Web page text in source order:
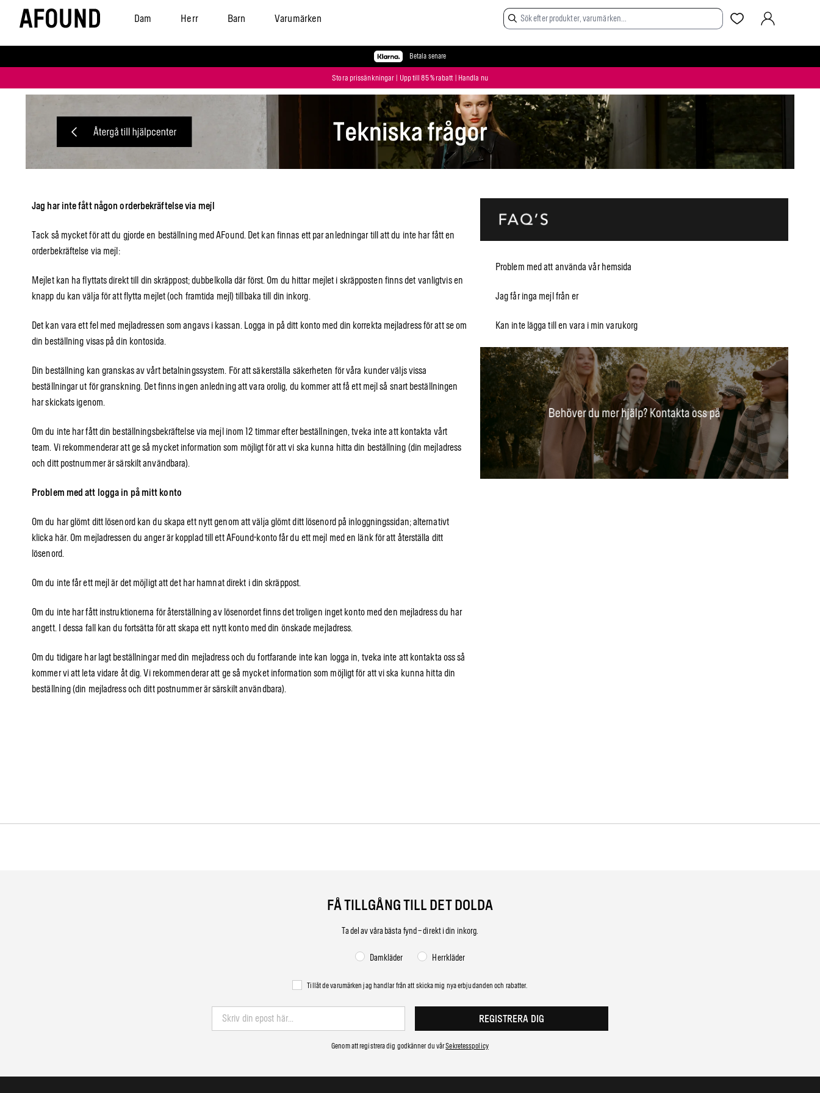
Dam Herr Barn Varumärken LOGGA IN
Betala senare
Stora prissänkningar | Upp till 85 % rabatt | Handla nu
Jag har inte fått någon orderbekräftelse via mejl
Tack så mycket för att du gjorde en beställning med AFound. Det kan finnas ett par anledningar till att du inte har fått en
orderbekräftelse via mejl:
Mejlet kan ha flyttats direkt till din skräppost; dubbelkolla där först. Om du hittar mejlet i skräpposten finns det vanligtvis en
knapp du kan välja för att flytta mejlet (och framtida mejl) tillbaka till din inkorg.
Det kan vara ett fel med mejladressen som angavs i kassan. Logga in på ditt konto med din korrekta mejladress för att se om
din beställning visas på din kontosida.
Din beställning kan granskas av vårt betalningssystem. För att säkerställa säkerheten för våra kunder väljs vissa
beställningar ut för granskning. Det finns ingen anledning att vara orolig, du kommer att få ett mejl så snart beställningen
har skickats igenom.
Om du inte har fått din beställningsbekräftelse via mejl inom 12 timmar efter beställningen, tveka inte att kontakta vårt
team. Vi rekommenderar att ge så mycket information som möjligt för att vi ska kunna hitta din beställning (din mejladress
och ditt postnummer är särskilt användbara).
Problem med att logga in på mitt konto
Om du har glömt ditt lösenord kan du skapa ett nytt genom att välja glömt ditt lösenord på inloggningssidan; alternativt
klicka här. Om mejladressen du anger är kopplad till ett AFound-konto får du ett mejl med en länk för att återställa ditt
lösenord.
Om du inte får ett mejl är det möjligt att det har hamnat direkt i din skräppost.
Om du inte har fått instruktionerna för återställning av lösenordet finns det troligen inget konto med den mejladress du har
angett. I dessa fall kan du fortsätta för att skapa ett nytt konto med din önskade mejladress.
Om du tidigare har lagt beställningar med din mejladress och du fortfarande inte kan logga in, tveka inte att kontakta oss så
kommer vi att leta vidare åt dig. Vi rekommenderar att ge så mycket information som möjligt för att vi ska kunna hitta din
beställning (din mejladress och ditt postnummer är särskilt användbara).
Problem med att använda vår hemsida
Jag får inga mejl från er
Kan inte lägga till en vara i min varukorg
FÅ TILLGÅNG TILL DET DOLDA
Ta del av våra bästa fynd – direkt i din inkorg.
Damkläder Herrkläder
Tillåt de varumärken jag handlar från att skicka mig nya erbjudanden och rabatter.
REGISTRERA DIG
Genom att registrera dig godkänner du vårSekretesspolicy